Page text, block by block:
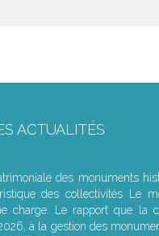
ACTUALITÉS
des monuments
des collectivités Le
charge. Le rapport que la
à la gestion des